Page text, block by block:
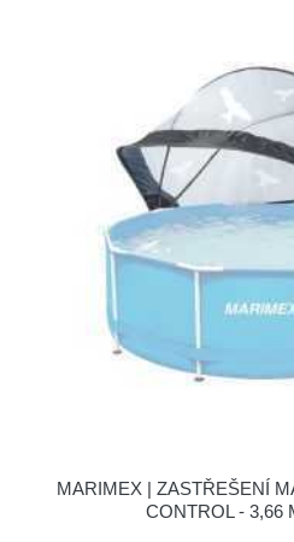
MARIMEX | ZASTŘEŠENÍ
CONTROL - 3,66